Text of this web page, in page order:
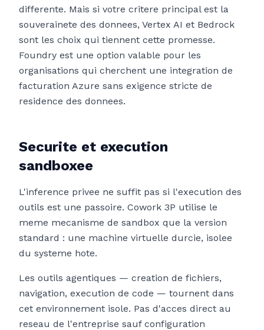
differente. Mais si votre critere principal est la
souverainete des donnees, Vertex AI et Bedrock
sont les choix qui tiennent cette promesse.
Foundry est une option valable pour les
organisations qui cherchent une integration de
facturation Azure sans exigence stricte de
residence des donnees.
Securite et execution
sandboxee
L'inference privee ne suffit pas si l'execution des
outils est une passoire. Cowork 3P utilise le
meme mecanisme de sandbox que la version
standard : une machine virtuelle durcie, isolee
du systeme hote.
Les outils agentiques — creation de fichiers,
navigation, execution de code — tournent dans
cet environnement isole. Pas d'acces direct au
reseau de l'entreprise sauf configuration